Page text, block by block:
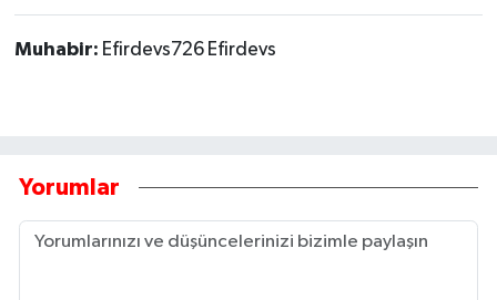
Muhabir: Efirdevs726 Efirdevs
Yorumlar